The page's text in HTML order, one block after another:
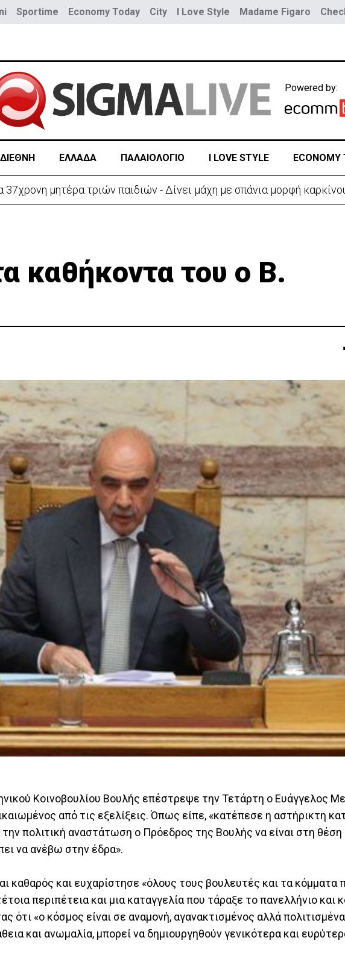
Sportime Economy Today City I Love Style Madame Figaro
Powered by:
ΔΙΕΘΝΗ ΕΛΛΑΔΑ ΠΑΛΑΙΟΛΟΓΙΟ I LOVE STYLE ECONOMY
δύο τραμ - Τουλάχιστον 25 τραυματίες, οι 7 σοβαρά
καθήκοντα του ο Β.
Κοινοβουλίου Βουλής επέστρεψε την Τετάρτη ο Ευάγγελος
από τις εξελίξεις. Όπως είπε, «κατέπεσε η αστήρικτη
πολιτική αναστάτωση ο Πρόεδρος της Βουλής να είναι στη θέση
να ανέβω στην έδρα».
καθαρός και ευχαρίστησε «όλους τους βουλευτές και τα κόμματα
περιπέτεια και μια καταγγελία που τάραξε το πανελλήνιο και
ότι «ο κόσμος είναι σε αναμονή, αγανακτισμένος αλλά πολιτισμένα
και ανωμαλία, μπορεί να δημιουργηθούν γενικότερα και